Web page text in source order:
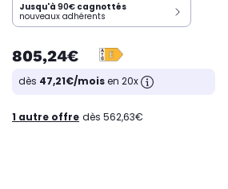
Jusqu'à 90€ cagnottés
nouveaux adhérents
805,24€
dès 47,21€/moisen 20x
1 autre offre dès 562,63€